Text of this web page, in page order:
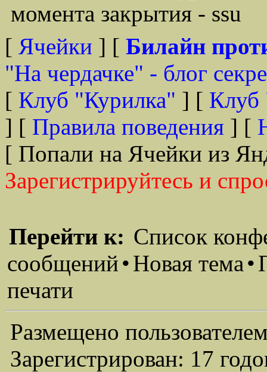
момента закрытия - ssu
[ Ячейки ] [ Билайн
"На чердачке" - блог
[ Клуб "Курилка" ] [ Клуб
] [ Правила поведения ] [
[ Попали на Ячейки из
Зарегистрируйтесь и
Перейти к: Список
сообщений•Новая тема•
печати
Размещено
Зарегистрирован: 17